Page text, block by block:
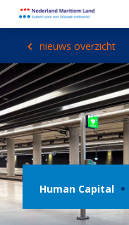
nieuws overzicht
Human Capital